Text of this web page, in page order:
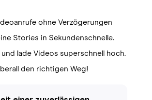
ohne Verzögerungen
Stories in Sekundenschnelle.
und lade Videos superschnell hoch.
den richtigen Weg!